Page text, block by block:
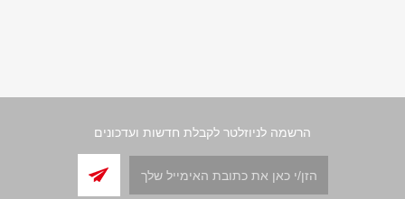
הרשמה לניוזלטר לקבלת חדשות ועדכונים